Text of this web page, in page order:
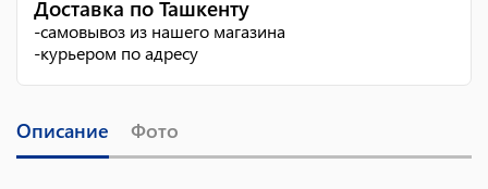
Доставка по Ташкенту
-самовывоз из нашего магазина
-курьером по адресу
Описание Фото